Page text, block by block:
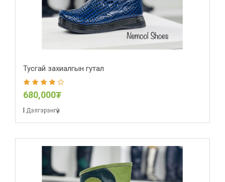
Тусгай захиалгын гутал
680,000₮
Дэлгэрэнгүй